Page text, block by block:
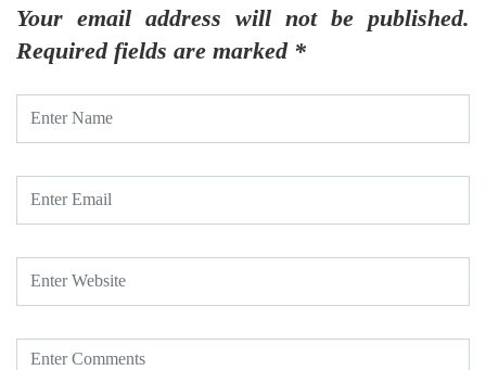
Your email address will not be published.
Required fields are marked *